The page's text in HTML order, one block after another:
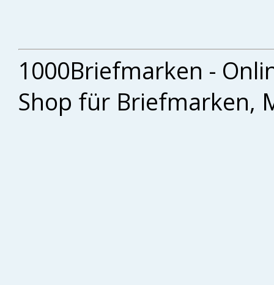
1000Briefmarken -
Shop für Briefmarken,